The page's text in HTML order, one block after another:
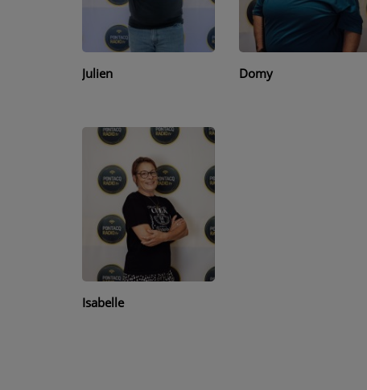
PODCASTS - SAISON 2026/2027
ANNONCEURS & ESPACE PRO
VOTRE PUBLICITÉ SUR PONTACQ RADIO
LOCATION DE STUDIOS
Julien Domy
Isabelle